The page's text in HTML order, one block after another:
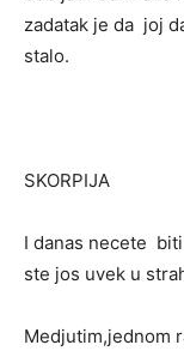
zadatak je da joj
stalo.
SKORPIJA
I danas necete
ste jos uvek u
Medjutim,jednom